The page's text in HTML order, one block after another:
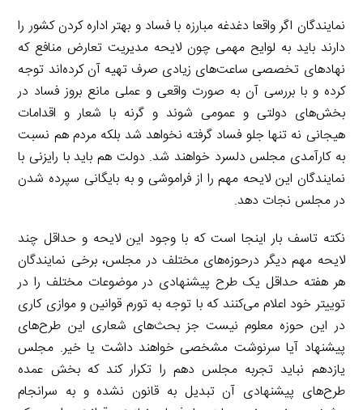
نمایندگان اگر واقعا دغدغه مبارزه با فساد و بهتر اداره کردن کشور را
دارند باید به لوایح مهمی چون لایحه مدیریت تعارض منافع که
نهادهای تخصصی ساعت‌های زیادی صرف تهیه آن کرده‌اند توجه
کرده و با بررسی آن به صورت واقعی و عملی مانع بروز فساد در
بخش‌های دولتی و عمومی شوند و گرنه با شعار و اقدامات
هیجانی نه تنها جلو فساد گرفته نخواهد شد بلکه مردم هم نسبت
به کارآمدی مجلس دلسرد خواهند شد. دولت هم باید با رایزنی با
نمایندگان این لایحه مهم را از فراموشی و به بایگانی سپرده شدن
در مجلس نجات دهد.
نکته تاسف بار اینجا است که با وجود این لایحه و حداقل چند
لایحه مهم دیگر درحوزه‌های مختلف در مجلس، برخی نمایندگان
هر هفته حداقل یک طرح پیشنهادی در موضوعات مختلف را در
توییتر خود اعلام می‌کنند که با توجه به تورم قوانین و موازی کاری
در این حوزه معلوم نیست جز بحث‌های شعاری این طرح‌های
پیشنهاد آیا سرنوشت مشخصی خواهند داشت یا خیر. مجلس
یازدهم نباید تجربه مجلس دهم را تکرار کند که بخش عمده
طرح‌های پیشنهادی آن تبدیل به قانون نشده و به سرانجام